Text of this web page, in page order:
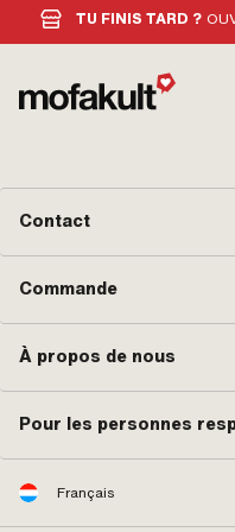
TU FINIS TARD ?
Contact
Commande
À propos de nous
Pour les personnes
Français